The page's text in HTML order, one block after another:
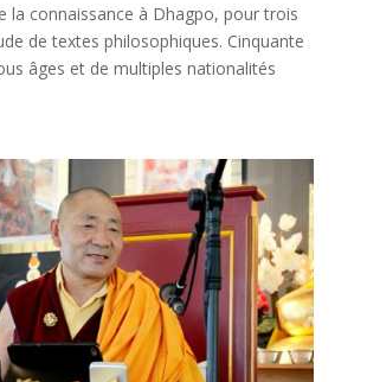
la connaissance à Dhagpo, pour trois
de textes philosophiques. Cinquante
âges et de multiples nationalités